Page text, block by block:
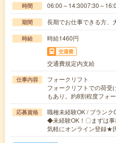
時間 06:00～14:3007:30～
期間 長期でお仕事できる方、
時給 時給1460円
交通費
交通費規定内支給
仕事内容
フォークリフト
フォークリフトでの荷受
もあり。約8割程度フォ
応募資格
職種未経験OK / ブランク
◆未経験OK！〇まずは
気軽にオンライン登録★